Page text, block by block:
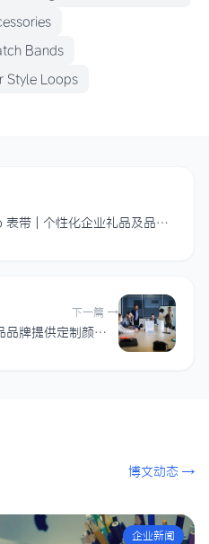
Bands
Style Loops
iWatch 定制 Logo 表带 | 个性化企业礼品及品牌可穿戴配件
下一篇 →
定制iWatch表带生产 | 为精品品牌提供定制颜色和材质
博文动态 →
企业新闻